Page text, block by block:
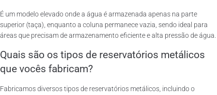
É um modelo elevado onde a água é armazenada apenas na parte
superior (taça), enquanto a coluna permanece vazia, sendo ideal para
áreas que precisam de armazenamento eficiente e alta pressão de água.
Quais são os tipos de reservatórios metálicos
que vocês fabricam?
Fabricamos diversos tipos de reservatórios metálicos, incluindo o